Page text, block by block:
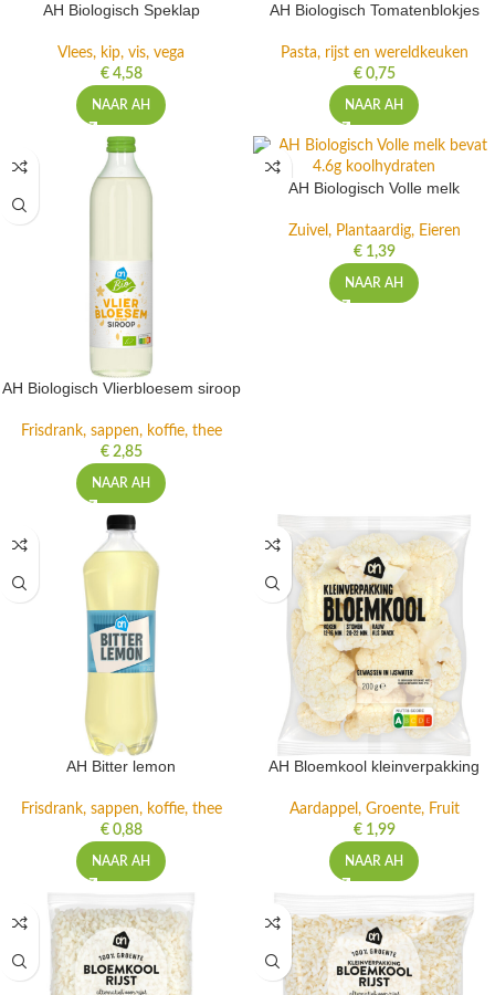
AH Biologisch Speklap
Vlees, kip, vis, vega
€4,58
NAAR AH
AH Biologisch Tomatenblokjes
Pasta, rijst en wereldkeuken
€0,75
NAAR AH
AH Biologisch Vlierbloesem siroop
Frisdrank, sappen, koffie, thee
€2,85
NAAR AH
AH Biologisch Volle melk
Zuivel, Plantaardig, Eieren
€1,39
NAAR AH
AH Bitter lemon
Frisdrank, sappen, koffie, thee
€0,88
NAAR AH
AH Bloemkool kleinverpakking
Aardappel, Groente, Fruit
€1,99
NAAR AH